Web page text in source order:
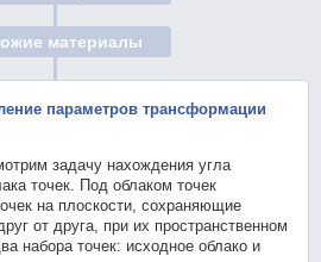
материалы
параметров трансформации
задачу нахождения угла
точек. Под облаком точек
на плоскости, сохраняющие
от друга, при их пространственном
набора точек: исходное облако и